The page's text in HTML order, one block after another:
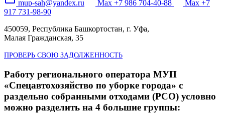
mup-sah@yandex.ru Max +7 986 704-40-88
Max +7
917 731-98-90
450059, Республика Башкортостан, г. Уфа,
Малая Гражданская, 35
ПРОВЕРЬ СВОЮ ЗАДОЛЖЕННОСТЬ
Работу регионального оператора МУП
«Спецавтохозяйство по уборке города» с
раздельно собранными отходами (РСО) условно
можно разделить на 4 большие группы: